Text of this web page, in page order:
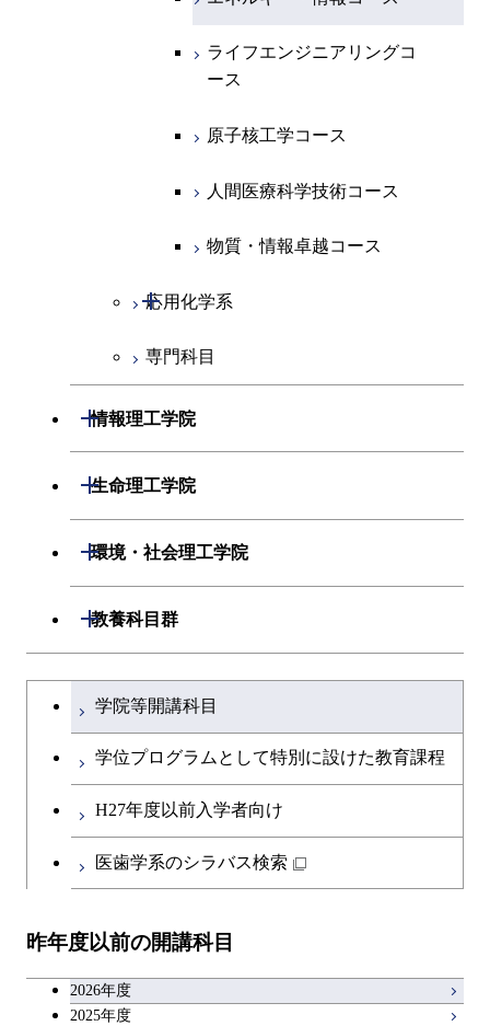
コース
人間医療科学技術コース
人間医療科学技術コース
エネルギー・情報コース
ース
原子核工学コース
人間医療科学技術コース
物質・情報卓越コース
超スマート社会卓越コース
エンジニアリングデザイン
ライフエンジニアリングコ
人間医療科学技術コース
経営工学コース
コース
超スマート社会卓越コース
専門科目
ライフエンジニアリングコ
ース
原子核工学コース
人間医療科学技術コース
物質・情報卓越コース
応用化学系
開閉
応用化学コース
ライフエンジニアリングコ
ース
人間医療科学技術コース
物質・情報卓越コース
専門科目
情報理工学院
開閉
数理・計算科学系
開閉
知能情報コース
情報工学コース
知能情報コース
エネルギー・情報コース
人間医療科学技術コース
物質・情報卓越コース
超スマート社会卓越コース
専門科目
生命理工学院
開閉
生命理工学系
開閉
ライフエンジニアリングコ
ース
地球生命コース
物質・情報卓越コース
環境・社会理工学院
開閉
建築学系
開閉
コース
都市・環境学コース
超スマート社会卓越コース
コース
都市・環境学コース
開閉
エネルギーコース
エネルギー・情報コース
エンジニアリングデザイン
社会・人間科学コース
超スマート社会卓越コース
イノベーション科学系
イノベーション科学コース
人間医療科学技術コース
技術経営専門職学位課程
開閉
技術経営専門職学位課程
専門科目
教養科目群
開閉
文系教養科目
英語科目
第二外国語科目
キャリア科目
大学院課程を切り替える
学院等開講科目
学位プログラムとして特別に設けた教育課程
H27年度以前入学者向け
医歯学系のシラバス検索
昨年度以前の開講科目
2026年度
2025年度